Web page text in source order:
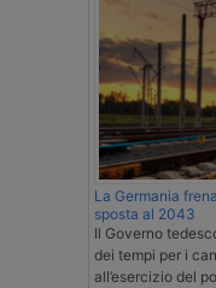
La Germania
sposta al 2043
Il Governo
dei tempi per i
all’esercizio del